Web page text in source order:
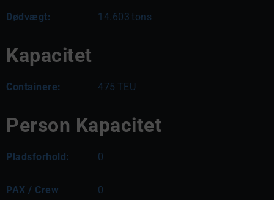
Dødvægt: 14.603 tons
Kapacitet
Containere: 475 TEU
Person Kapacitet
Pladsforhold: 0
PAX / Crew
0